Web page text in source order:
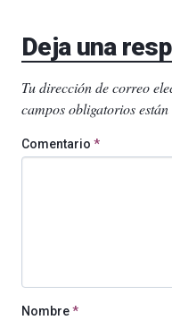
Deja una
Tu dirección de correo
campos obligatorios
Comentario *
Nombre*